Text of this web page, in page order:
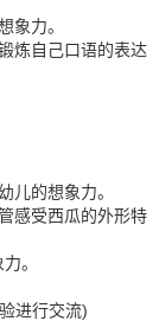
力。
炼自己口语的表达
的想象力。
感受西瓜的外形特
。
进行交流)